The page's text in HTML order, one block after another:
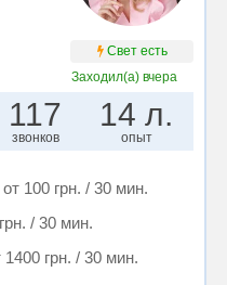
Свет есть
Заходил(а) вчера
117
звонков
14 л.
опыт
от 100 грн. / 30 мин.
/ 30 мин.
1400 грн. / 30 мин.